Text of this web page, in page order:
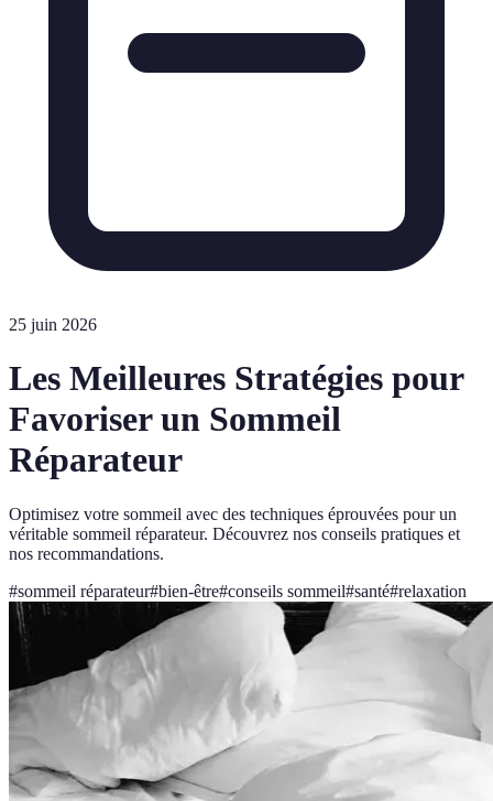
25 juin 2026
Les Meilleures Stratégies pour
Favoriser un Sommeil
Réparateur
Optimisez votre sommeil avec des techniques éprouvées pour un
véritable sommeil réparateur. Découvrez nos conseils pratiques et
nos recommandations.
#sommeil réparateur#bien-être#conseils sommeil#santé#relaxation